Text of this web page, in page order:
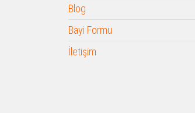
Blog
Bayi Formu
İletişim